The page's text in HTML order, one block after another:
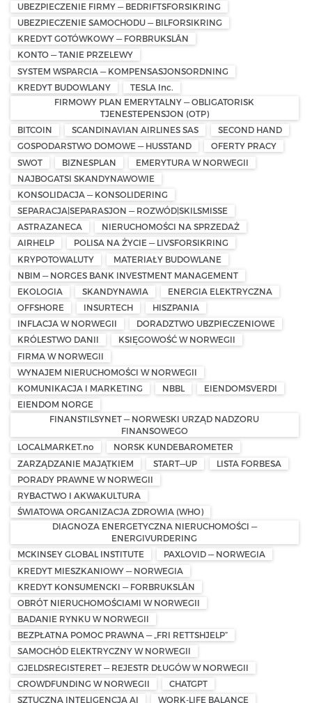
UBEZPIECZENIE FIRMY — BEDRIFTSFORSIKRING
UBEZPIECZENIE SAMOCHODU — BILFORSIKRING
KREDYT GOTÓWKOWY — FORBRUKSLÅN
KONTO — TANIE PRZELEWY
SYSTEM WSPARCIA — KOMPENSASJONSORDNING
KREDYT BUDOWLANY
TESLA Inc.
FIRMOWY PLAN EMERYTALNY — OBLIGATORISK
TJENESTEPENSJON (OTP)
BITCOIN
SCANDINAVIAN AIRLINES SAS
SECOND HAND
GOSPODARSTWO DOMOWE — HUSSTAND
OFERTY PRACY
SWOT
BIZNESPLAN
EMERYTURA W NORWEGII
NAJBOGATSI SKANDYNAWOWIE
KONSOLIDACJA — KONSOLIDERING
SEPARACJA|SEPARASJON — ROZWÓD|SKILSMISSE
ASTRAZANECA
NIERUCHOMOŚCI NA SPRZEDAŻ
AIRHELP
POLISA NA ŻYCIE — LIVSFORSIKRING
KRYPOTOWALUTY
MATERIAŁY BUDOWLANE
NBIM — NORGES BANK INVESTMENT MANAGEMENT
EKOLOGIA
SKANDYNAWIA
ENERGIA ELEKTRYCZNA
OFFSHORE
INSURTECH
HISZPANIA
INFLACJA W NORWEGII
DORADZTWO UBZPIECZENIOWE
KRÓLESTWO DANII
KSIĘGOWOŚĆ W NORWEGII
FIRMA W NORWEGII
WYNAJEM NIERUCHOMOŚCI W NORWEGII
KOMUNIKACJA I MARKETING
NBBL
EIENDOMSVERDI
EIENDOM NORGE
FINANSTILSYNET — NORWESKI URZĄD NADZORU
FINANSOWEGO
LOCALMARKET.no
NORSK KUNDEBAROMETER
ZARZĄDZANIE MAJĄTKIEM
START—UP
LISTA FORBESA
PORADY PRAWNE W NORWEGII
RYBACTWO I AKWAKULTURA
ŚWIATOWA ORGANIZACJA ZDROWIA (WHO)
DIAGNOZA ENERGETYCZNA NIERUCHOMOŚCI —
ENERGIVURDERING
MCKINSEY GLOBAL INSTITUTE
PAXLOVID — NORWEGIA
KREDYT MIESZKANIOWY — NORWEGIA
KREDYT KONSUMENCKI — FORBRUKSLÅN
OBRÓT NIERUCHOMOŚCIAMI W NORWEGII
BADANIE RYNKU W NORWEGII
BEZPŁATNA POMOC PRAWNA — „FRI RETTSHJELP”
SAMOCHÓD ELEKTRYCZNY W NORWEGII
GJELDSREGISTERET — REJESTR DŁUGÓW W NORWEGII
CROWDFUNDING W NORWEGII
CHATGPT
SZTUCZNA INTELIGENCJA AI
WORK-LIFE BALANCE